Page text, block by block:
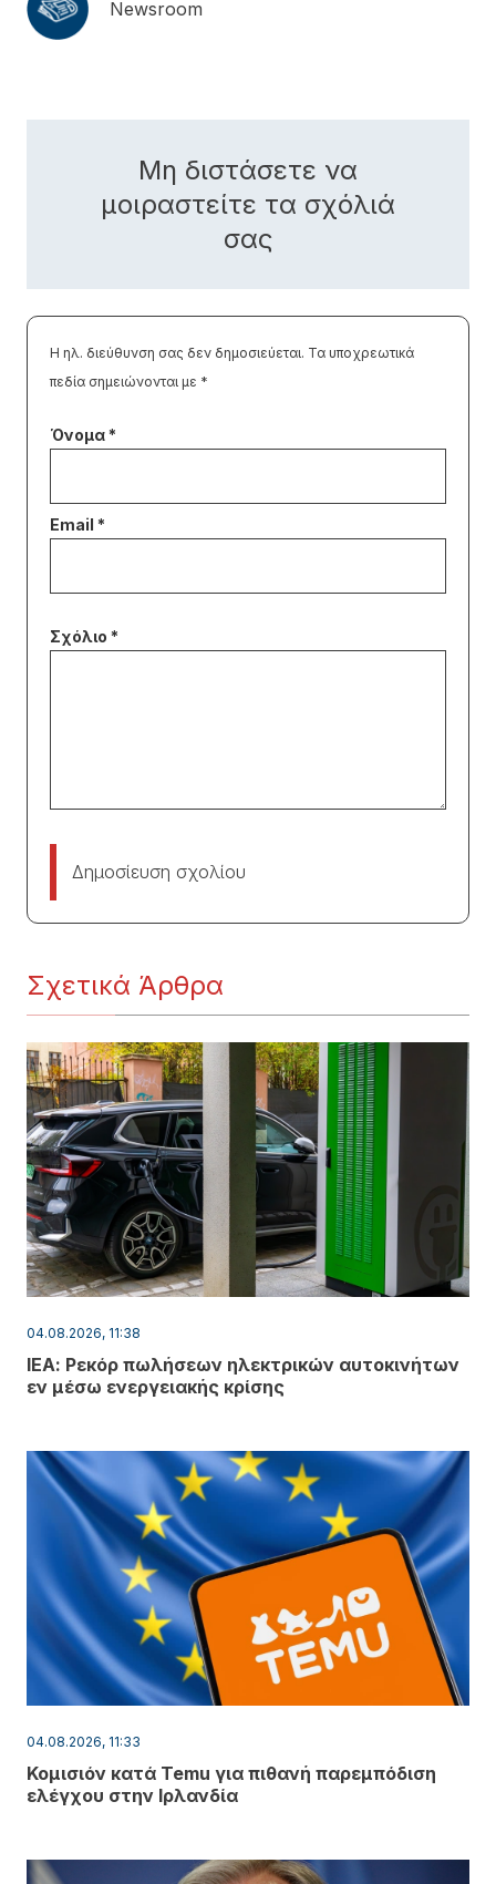
Newsroom
Μη διστάσετε να
μοιραστείτε τα σχόλιά
σας
Η ηλ. διεύθυνση σας δεν δημοσιεύεται. Τα υποχρεωτικά
πεδία σημειώνονται με *
Δημοσίευση σχολίου
Σχετικά Άρθρα
04.08.2026, 11:38
ΙΕΑ: Ρεκόρ πωλήσεων ηλεκτρικών αυτοκινήτων
εν μέσω ενεργειακής κρίσης
04.08.2026, 11:33
Κομισιόν κατά Temu για πιθανή παρεμπόδιση
ελέγχου στην Ιρλανδία